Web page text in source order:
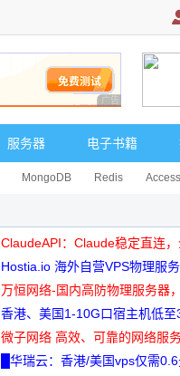
广告 商业广告，
服务器 电子书籍
MongoDB Redis Access
ClaudeAPI：Claude稳定直连
Hostia.io 海外自营VPS物理服
万恒网络-国内高防物理服务器
99元/月起
香港、美国1-10G口宿主机低
微子网络 高效、可靠的网络服
█华瑞云：香港/美国vps仅需0.6